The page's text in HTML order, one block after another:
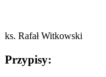
ks. Rafał Witkowski
Przypisy: